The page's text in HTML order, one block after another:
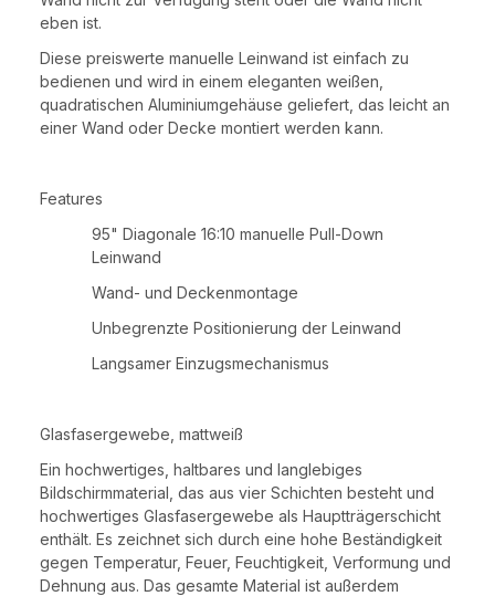
eben ist.
Diese preiswerte manuelle Leinwand ist einfach zu
bedienen und wird in einem eleganten weißen,
quadratischen Aluminiumgehäuse geliefert, das leicht an
einer Wand oder Decke montiert werden kann.
Features
95" Diagonale 16:10 manuelle Pull-Down
Leinwand
Wand- und Deckenmontage
Unbegrenzte Positionierung der Leinwand
Langsamer Einzugsmechanismus
Glasfasergewebe, mattweiß
Ein hochwertiges, haltbares und langlebiges
Bildschirmmaterial, das aus vier Schichten besteht und
hochwertiges Glasfasergewebe als Hauptträgerschicht
enthält. Es zeichnet sich durch eine hohe Beständigkeit
gegen Temperatur, Feuer, Feuchtigkeit, Verformung und
Dehnung aus. Das gesamte Material ist außerdem